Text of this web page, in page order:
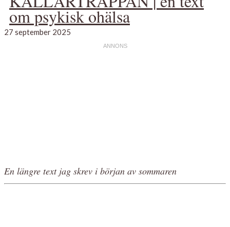
om psykisk ohälsa
27 september 2025
En längre text jag skrev i början av sommaren